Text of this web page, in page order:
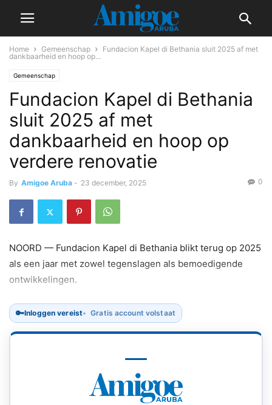
Home Gemeenschap
Fundacion Kapel di Bethania sluit 2025 af met
dankbaarheid en hoop op...
Gemeenschap
Fundacion Kapel di Bethania
sluit 2025 af met
dankbaarheid en hoop op
verdere renovatie
By Amigoe Aruba - 23 december, 2025 0
NOORD — Fundacion Kapel di Bethania blikt terug op 2025
als een jaar met zowel tegenslagen als bemoedigende
ontwikkelingen.
🔑Inloggen vereist Gratis account volstaat